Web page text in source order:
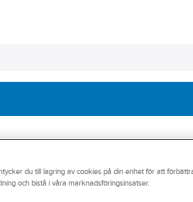
GÄVLE TRYCKKÄRL OCH
Hydroforer, i
du till lagring av cookies på din enhet för att
och bistå i våra marknadsföringsinsatser.